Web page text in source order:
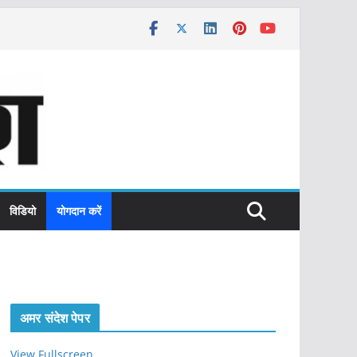
विडियो योगदान करें
अमर संदेश पेपर